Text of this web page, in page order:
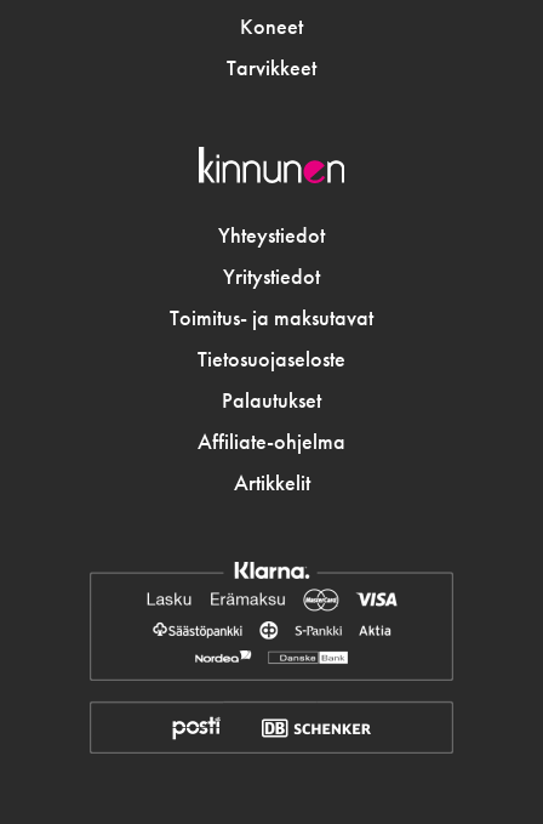
Koneet
Tarvikkeet
Yhteystiedot
Yritystiedot
Toimitus- ja maksutavat
Tietosuojaseloste
Palautukset
Affiliate-ohjelma
Artikkelit